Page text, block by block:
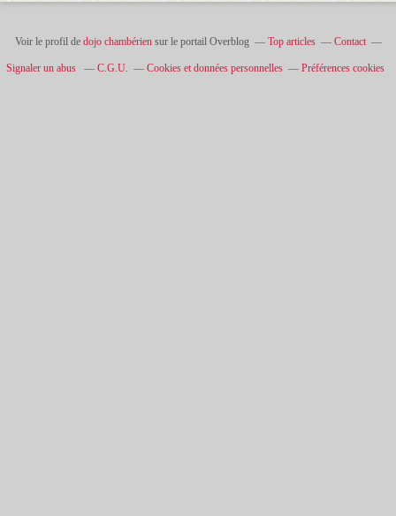
Voir le profil de dojo chambériensur le portail Overblog Top articles Contact
Signaler un abus C.G.U. Cookies et données personnelles Préférences cookies